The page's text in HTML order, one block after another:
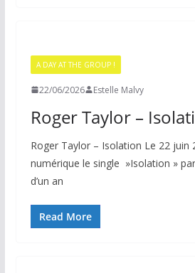
A DAY AT THE GROUP !
22/06/2026 Estelle Malvy
Roger Taylor –
Roger Taylor – Isolation Le 22 juin
numérique le single »Isolation »
d’un an
Read More